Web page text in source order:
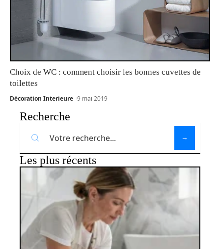
Choix de WC : comment choisir les bonnes cuvettes de
toilettes
Décoration Interieure 9 mai 2019
Recherche
Les plus récents